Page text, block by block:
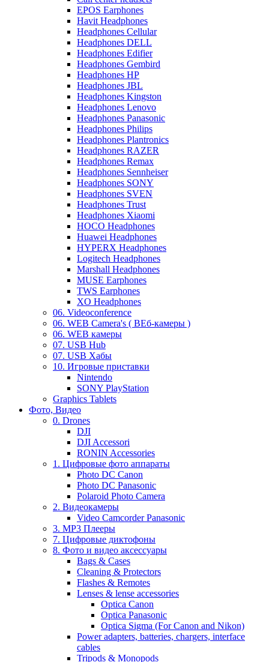
EPOS Earphones
Havit Headphones
Headphones Cellular
Headphones DELL
Headphones Edifier
Headphones Gembird
Headphones HP
Headphones JBL
Headphones Kingston
Headphones Lenovo
Headphones Panasonic
Headphones Philips
Headphones Plantronics
Headphones RAZER
Headphones Remax
Headphones Sennheiser
Headphones SONY
Headphones SVEN
Headphones Trust
Headphones Xiaomi
HOCO Headphones
Huawei Headphones
HYPERX Headphones
Logitech Headphones
Marshall Headphones
MUSE Earphones
TWS Earphones
XO Headphones
06. Videoconference
06. WEB Camera's ( ВЕб-камеры )
06. WEB камеры
07. USB Hub
07. USB Хабы
10. Игровые приставки
Nintendo
SONY PlayStation
Graphics Tablets
Фото, Видео
0. Drones
DJI
DJI Accessori
RONIN Accessories
1. Цифровые фото аппараты
Photo DC Canon
Photo DC Panasonic
Polaroid Photo Camera
2. Видеокамеры
Video Camcorder Panasonic
3. MP3 Плееры
7. Цифровые диктофоны
8. Фото и видео аксессуары
Bags & Cases
Cleaning & Protectors
Flashes & Remotes
Lenses & lense accessories
Optica Canon
Optica Panasonic
Optica Sigma (For Canon and Nikon)
Power adapters, batteries, chargers, interface
cables
Tripods & Monopods